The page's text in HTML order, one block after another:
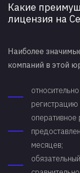
Какие
лицензия на
Наиболее
компаний в этой
оперативное
месяцев;